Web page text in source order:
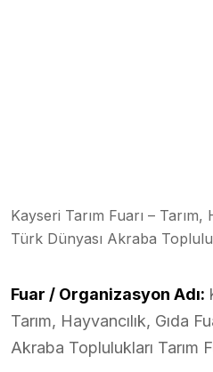
Kayseri Tarım Fuarı – Tarım,
Türk Dünyası Akraba
Fuar / Organizasyon Adı:
Tarım, Hayvancılık, Gıda
Akraba Toplulukları Tarım